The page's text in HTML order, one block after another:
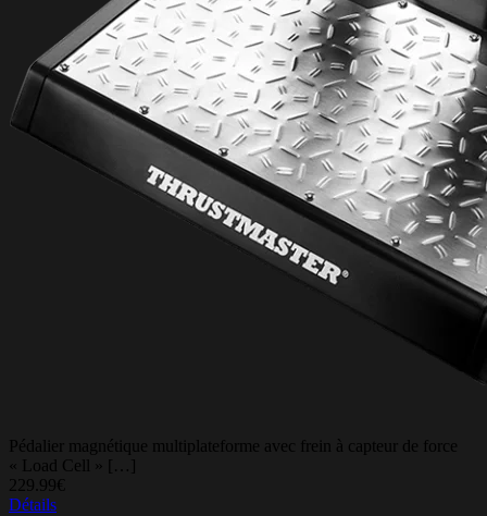
Pédalier magnétique multiplateforme avec frein à capteur de force
« Load Cell » […]
229.99€
Détails